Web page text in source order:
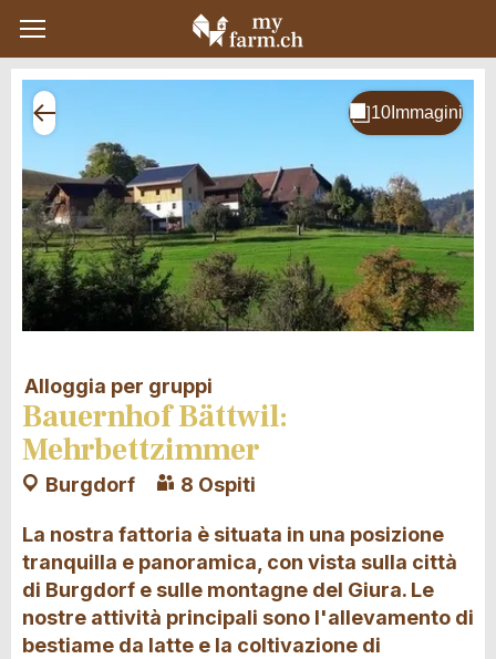
Alloggia per gruppi
Bauernhof Bättwil:
Mehrbettzimmer
Burgdorf 8 Ospiti
La nostra fattoria è situata in una posizione
tranquilla e panoramica, con vista sulla città
di Burgdorf e sulle montagne del Giura. Le
nostre attività principali sono l'allevamento di
bestiame da latte e la coltivazione di